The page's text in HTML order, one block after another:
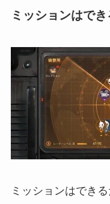
ミッションはで
ミッションはでき